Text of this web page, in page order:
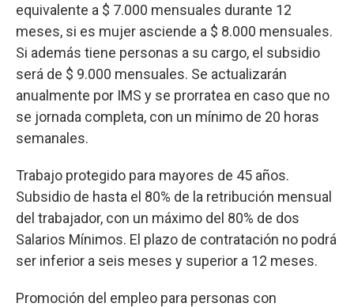
equivalente a $ 7.000 mensuales durante 12
meses, si es mujer asciende a $ 8.000 mensuales.
Si además tiene personas a su cargo, el subsidio
será de $ 9.000 mensuales. Se actualizarán
anualmente por IMS y se prorratea en caso que no
se jornada completa, con un mínimo de 20 horas
semanales.
Trabajo protegido para mayores de 45 años.
Subsidio de hasta el 80% de la retribución mensual
del trabajador, con un máximo del 80% de dos
Salarios Mínimos. El plazo de contratación no podrá
ser inferior a seis meses y superior a 12 meses.
Promoción del empleo para personas con